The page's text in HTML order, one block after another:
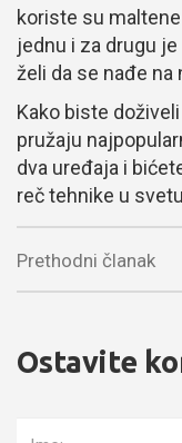
koriste su
jednu i za drugu
želi da se nađe
Kako biste
pružaju
dva uređaja i
reč tehnike u
Prethodni članak
Ostavite